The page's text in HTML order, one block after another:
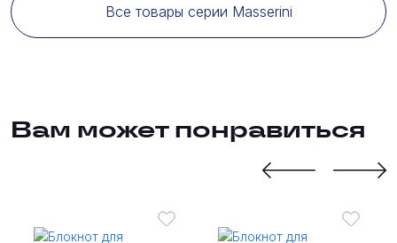
Все товары серии Masserini
Вам может понравиться